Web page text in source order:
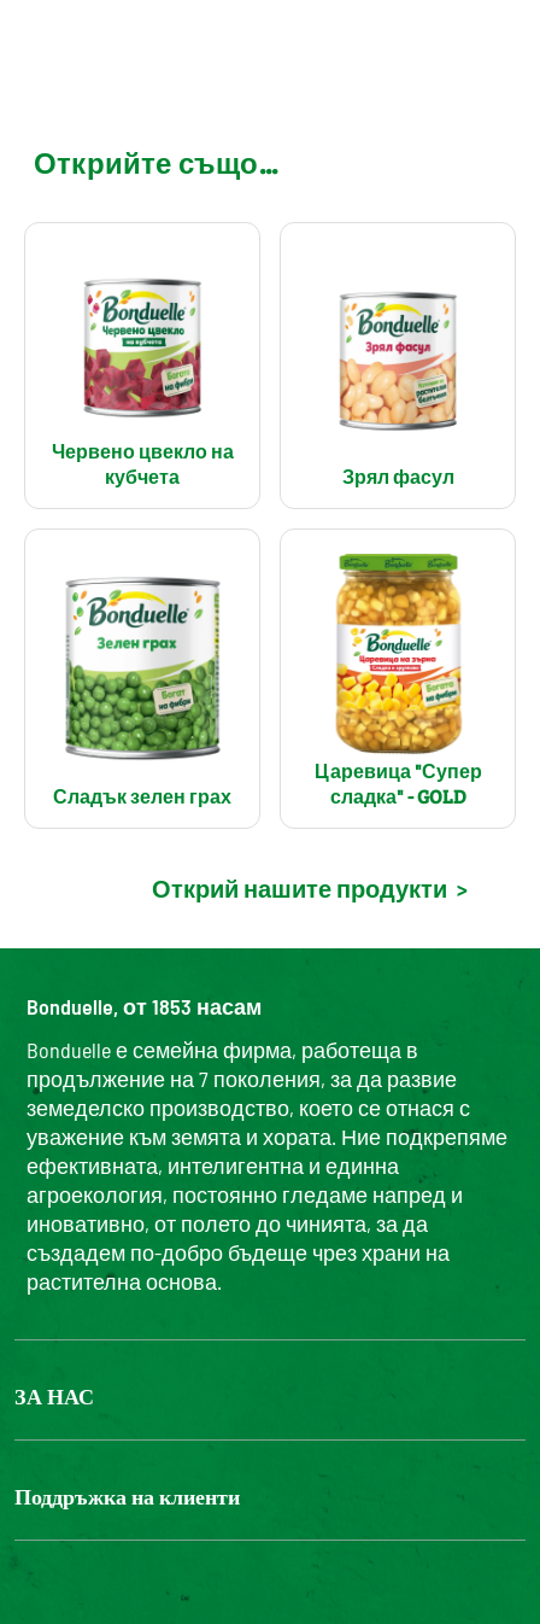
Открийте също...
Червено цвекло на
кубчета
Зрял фасул
Сладък зелен грах
Царевица "Супер
сладка" - GOLD
Открий нашите продукти >
Bonduelle, от 1853 насам
Bonduelle е семейна фирма, работеща в
продължение на 7 поколения, за да развие
земеделско производство, което се отнася с
уважение към земята и хората. Ние подкрепяме
ефективната, интелигентна и единна
агроекология, постоянно гледаме напред и
иновативно, от полето до чинията, за да
създадем по-добро бъдеще чрез храни на
растителна основа.
ЗА НАС
БОНДЮЕЛ ГРУП
Поддръжка на клиенти
Свържете се с нас
Достъпност на уебсайта: не е съвместим